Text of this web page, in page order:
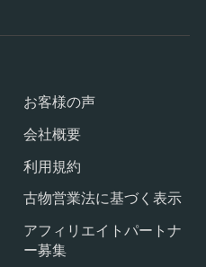
お客様の声
会社概要
利用規約
古物営業法に基づく表示
アフィリエイトパートナ
ー募集